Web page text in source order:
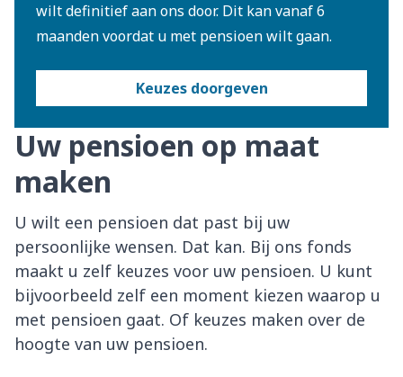
wilt definitief aan ons door. Dit kan vanaf 6
maanden voordat u met pensioen wilt gaan.
Keuzes doorgeven
Uw pensioen op maat
maken
U wilt een pensioen dat past bij uw
persoonlijke wensen. Dat kan. Bij ons fonds
maakt u zelf keuzes voor uw pensioen. U kunt
bijvoorbeeld zelf een moment kiezen waarop u
met pensioen gaat. Of keuzes maken over de
hoogte van uw pensioen.